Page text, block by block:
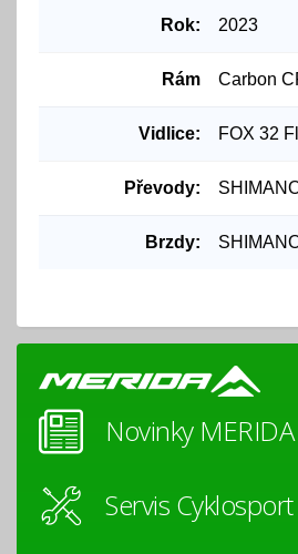
Rok: 2023
Rám Carbon
Vidlice: FOX 32
Převody:
Brzdy:
Novinky MERIDA
Servis Cyklosport